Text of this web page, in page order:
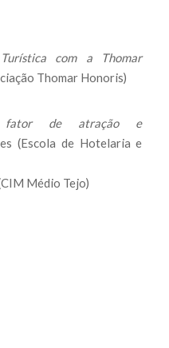
com a Thomar
Thomar Honoris)
fator de atração e
(Escola de Hotelaria e
Médio Tejo)